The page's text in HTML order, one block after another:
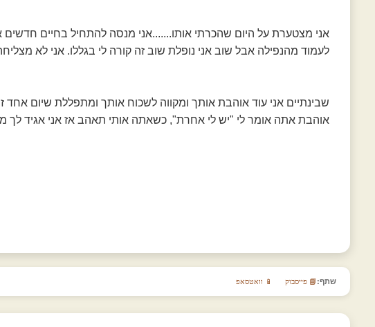
אני מצטערת על היום שהכרתי אותו.......אני מנסה להתחיל בחיים חדשים
לעמוד מהנפילה אבל שוב אני נופלת שוב זה קורה לי בגללו. אני לא
שבינתיים אני עוד אוהבת אותך ומקווה לשכוח אותך ומתפללת שיום אחד
אוהבת אתה אומר לי "יש לי אחרת", כשאתה אותי תאהב אז אני אגיד לך
שתף: 📘 פייסבוק 📱 וואטסאפ